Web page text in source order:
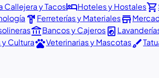
Callejera y TacoshotelHoteles y Hostalesshopping_cart
hardware Ferreterías y Materialesstore
account_balanceBancos y Cajeroslocal_laundry_service
CulturapetsVeterinarias y Mascotasbrush